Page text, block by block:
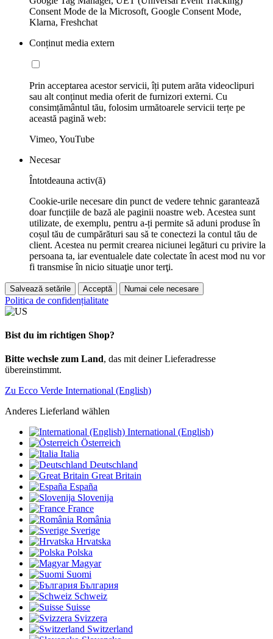
Consent Mode de la Microsoft, Google Consent Mode,
Klarna, Freshchat
Conținut media extern
Prin acceptarea acestor servicii, îți putem arăta videoclipuri
sau alt conținut media oferit de furnizori externi. Cu
consimțământul tău, folosim următoarele servicii terțe pe
această pagină web:
Vimeo, YouTube
Necesar
Întotdeauna activ(ă)
Cookie-urile necesare din punct de vedere tehnic garantează
doar funcțiile de bază ale paginii noastre web. Acestea sunt
utilizate, de exemplu, pentru a-ți permite să aduni produse în
coșul tău de cumpărături sau să te conectezi la contul tău de
client. Acestea nu permit crearea niciunei legături cu privire la
persoana ta, iar eventualele date colectate în acest mod nu vor
fi transmise în nicio situaţie unor terţi.
Salvează setările Acceptă Numai cele necesare
Politica de confidențialitate
Bist du im richtigen Shop?
Bitte wechsle zum Land, das mit deiner Lieferadresse
übereinstimmt.
Zu Ecco Verde International (English)
Anderes Lieferland wählen
International (English)
Österreich
Italia
Deutschland
Great Britain
España
Slovenija
France
România
Sverige
Hrvatska
Polska
Magyar
Suomi
България
Schweiz
Suisse
Svizzera
Switzerland